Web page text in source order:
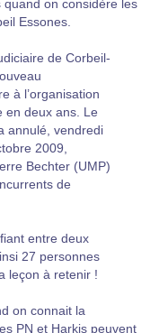
on considère les
Essones.
de Corbeil-
à l’organisation
en deux ans. Le
annulé, vendredi
2009,
Bechter (UMP)
de
entre deux
27 personnes
leçon à retenir !
on connait la
PN et Harkis peuvent